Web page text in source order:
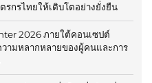
รกรไทยให้เติบโตอย่างยั่งยืน
2026 ภายใต้คอนเซปต์
ามหลากหลายของผู้คนและการ